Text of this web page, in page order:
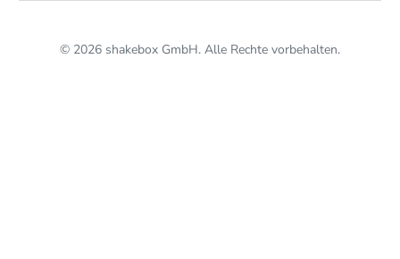
© 2026 shakebox GmbH. Alle Rechte vorbehalten.